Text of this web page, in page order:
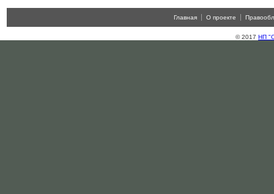
Главная О проекте
© 2017 НП